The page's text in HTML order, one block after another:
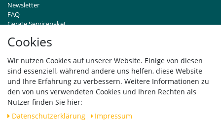
Cookies
Wir nutzen Cookies auf unserer Website. Einige von diesen
sind essenziell, während andere uns helfen, diese Website
und Ihre Erfahrung zu verbessern. Weitere Informationen zu
den von uns verwendeten Cookies und Ihren Rechten als
Nutzer finden Sie hier:
Daten­schutz­erklärung
Impressum
Newsletter
FAQ
Geräte Servicepaket
Händleranfragen B2B
Widerrufsrecht
Vertrag widerrufen
Versand